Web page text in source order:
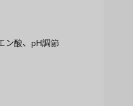
ン酸、pH調節